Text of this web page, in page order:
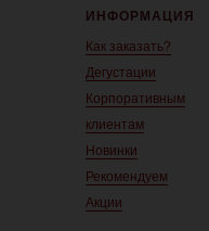
ИНФОРМАЦИЯ
Как заказать?
Дегустации
Корпоративным
клиентам
Новинки
Рекомендуем
Акции